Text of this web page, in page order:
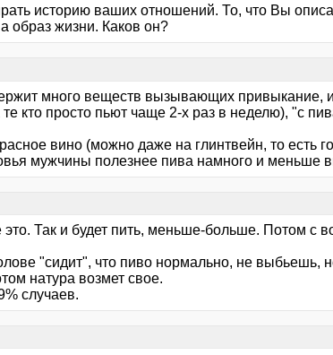
историю ваших отношений. То, что Вы
образ жизни. Каков он?
много веществ вызывающих привыкание, и
кто просто пьют чаще 2-х раз в неделю), "с
вино (можно даже на глинтвейн, то есть
мужчины полезнее пива намного и меньше
Так и будет пить, меньше-больше. Потом с
"сидит", что пиво нормально, не выбьешь,
натура возмет свое.
случаев.